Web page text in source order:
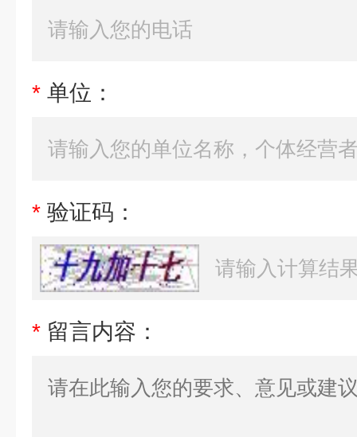
* 单位：
* 验证码：
* 留言内容：